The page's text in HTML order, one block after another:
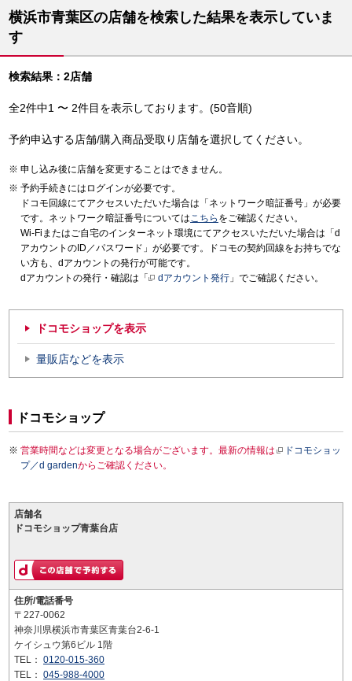
横浜市青葉区の店舗を検索した結果を表示していま
す
検索結果：2店舗
全2件中1 〜 2件目を表示しております。(50音順)
予約申込する店舗/購入商品受取り店舗を選択してください。
申し込み後に店舗を変更することはできません。
予約手続きにはログインが必要です。
ドコモ回線にてアクセスいただいた場合は「ネットワーク暗証番号」が必要
です。ネットワーク暗証番号についてはこちら をご確認ください。
Wi-Fiまたはご自宅のインターネット環境にてアクセスいただいた場合は「d
アカウントのID／パスワード」が必要です。ドコモの契約回線をお持ちでな
い方も、dアカウントの発行が可能です。
dアカウントの発行・確認は「
dアカウント発行 」でご確認ください。
ドコモショップを表示
量販店などを表示
ドコモショップ
営業時間などは変更となる場合がございます。最新の情報は
ドコモショッ
プ／d gardenからご確認ください。
店舗名
ドコモショップ青葉台店
住所/電話番号
〒227-0062
神奈川県横浜市青葉区青葉台2-6-1
ケイシュウ第6ビル 1階
TEL： 0120-015-360
TEL： 045-988-4000